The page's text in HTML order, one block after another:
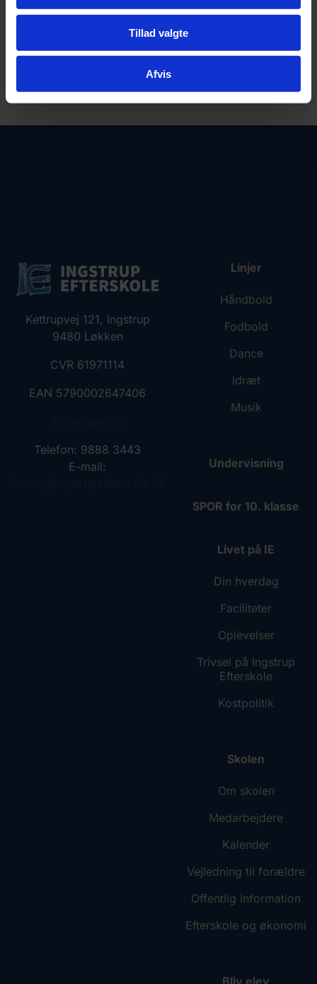
Tillad valgte
Afvis
Kettrupvej 121, Ingstrup
9480 Løkken
CVR 61971114
EAN 5790002647406
Telefon: 9888 3443
E-mail:
Linjer
Håndbold
Fodbold
Dance
Idræt
Musik
Undervisning
SPOR for 10. klasse
Livet på IE
Din hverdag
Faciliteter
Oplevelser
Trivsel på Ingstrup
Efterskole
Kostpolitik
Skolen
Om skolen
Medarbejdere
Kalender
Vejledning til forældre
Offentlig information
Efterskole og økonomi
Bliv elev